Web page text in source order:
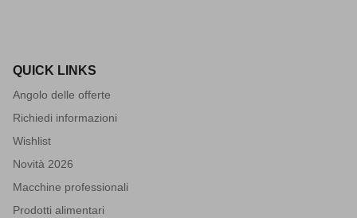
QUICK LINKS
Angolo delle offerte
Richiedi informazioni
Wishlist
Novità 2026
Macchine professionali
Prodotti alimentari